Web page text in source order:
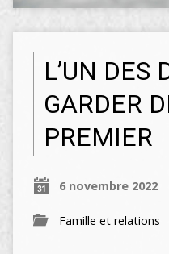
L’UN DES
GARDER
PREMIER
6 novembre 2022
Famille et relations